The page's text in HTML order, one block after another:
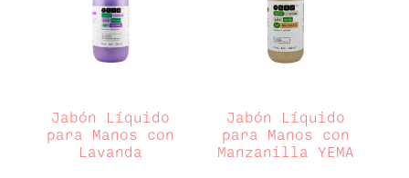
Jabón Líquido
para Manos con
Lavanda
Jabón Líquido
para Manos con
Manzanilla YEMA